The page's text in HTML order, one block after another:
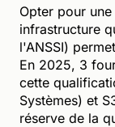
Opter pour une
infrastructure
l'ANSSI)
En 2025, 3
cette
Systèmes) et
réserve de la